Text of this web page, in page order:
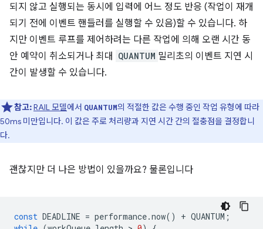
되지 않고 실행되는 동시에 입력에 어느 정도 반응 (작업이 재개
되기 전에 이벤트 핸들러를 실행할 수 있음)할 수 있습니다. 하
지만 이벤트 루프를 제어하려는 다른 작업에 의해 오랜 시간 동
안 예약이 취소되거나 최대
QUANTUM 밀리초의 이벤트 지연 시
간이 발생할 수 있습니다.
참고:RAIL 모델에서 QUANTUM의 적절한 값은 수행 중인 작업 유형에 따라
50ms 미만입니다. 이 값은 주로 처리량과 지연 시간 간의 절충점을 결정합니
다.
괜찮지만 더 나은 방법이 있을까요? 물론입니다
const DEADLINE = performance.now() + QUANTUM ;